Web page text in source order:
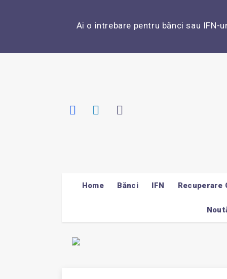
Ai o intrebare pentru bănci sau IFN-
Home Bănci IFN Recuperare